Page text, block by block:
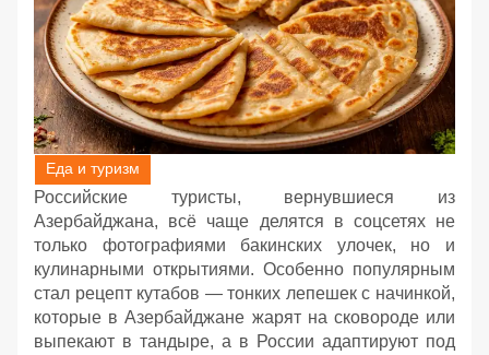
Еда и туризм
Российские туристы, вернувшиеся из
Азербайджана, всё чаще делятся в соцсетях не
только фотографиями бакинских улочек, но и
кулинарными открытиями. Особенно популярным
стал рецепт кутабов — тонких лепешек с начинкой,
которые в Азербайджане жарят на сковороде или
выпекают в тандыре, а в России адаптируют под